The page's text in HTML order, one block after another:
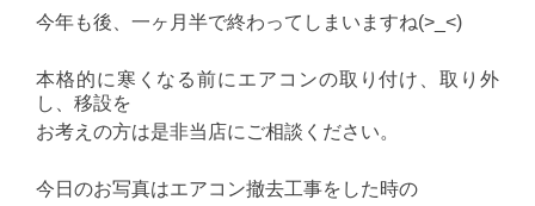
今年も後、一ヶ月半で終わってしまいますね(>_<)
本格的に寒くなる前にエアコンの取り付け、取り外
し、移設を
お考えの方は是非当店にご相談ください。
今日のお写真はエアコン撤去工事をした時の